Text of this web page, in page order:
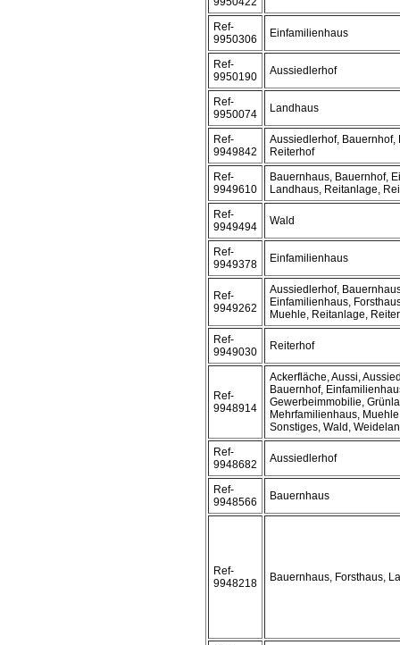
Ref-
9950306
Einfamilienhaus
Ref-
9950190
Aussiedlerhof
Ref-
9950074
Landhaus
Ref-
9949842
Aussiedlerhof,
Reiterhof
Ref-
9949610
Bauernhaus, Bauernhof,
Landhaus, Reitanlage,
Ref-
9949494
Wald
Ref-
9949378
Einfamilienhaus
Ref-
9949262
Aussiedlerhof,
Einfamilienhaus,
Muehle, Reitanlage,
Ref-
9949030
Reiterhof
Ref-
9948914
Ackerfläche, Aussi,
Bauernhof,
Gewerbeimmobilie,
Mehrfamilienhaus,
Sonstiges, Wald,
Ref-
9948682
Aussiedlerhof
Ref-
9948566
Bauernhaus
Ref-
9948218
Bauernhaus, Forsthaus,